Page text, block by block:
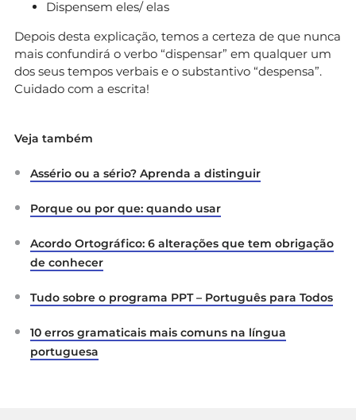
Dispensem eles/ elas
Depois desta explicação, temos a certeza de que nunca
mais confundirá o verbo “dispensar” em qualquer um
dos seus tempos verbais e o substantivo “despensa”.
Cuidado com a escrita!
Veja também
Assério ou a sério? Aprenda a distinguir
Porque ou por que: quando usar
Acordo Ortográfico: 6 alterações que tem obrigação
de conhecer
Tudo sobre o programa PPT – Português para Todos
10 erros gramaticais mais comuns na língua
portuguesa